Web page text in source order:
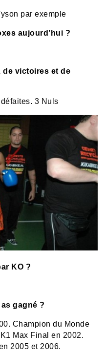
par exemple
aujourd’hui ?
de victoires et de
3 Nuls
KO ?
gagné ?
Champion du Monde
Max Final en 2002.
2005 et 2006.